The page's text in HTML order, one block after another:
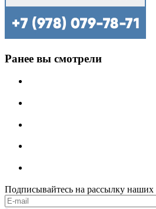
Ранее вы смотрели
Подписывайтесь на рассылку наших